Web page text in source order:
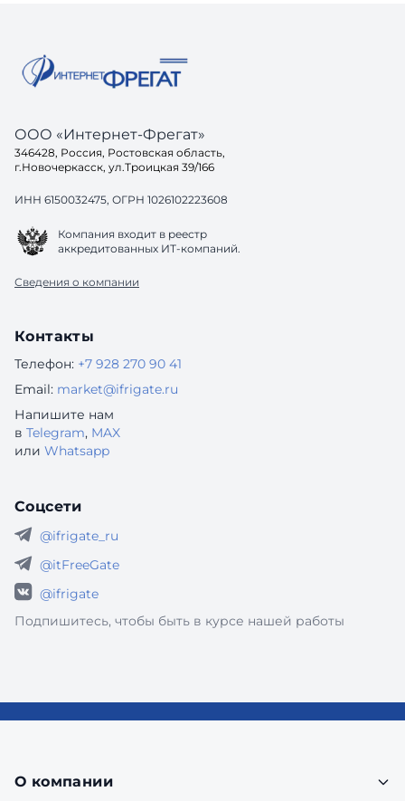
ООО «Интернет-Фрегат»
346428, Россия, Ростовская область,
г.Новочеркасск, ул.Троицкая 39/166
ИНН 6150032475, ОГРН 1026102223608
Компания входит в реестр
аккредитованных ИТ-компаний.
Сведения о компании
Контакты
Телефон: +7 928 270 90 41
Email: market@ifrigate.ru
Напишите нам
в Telegram, MAX
или Whatsapp
Соцсети
@ifrigate_ru
@itFreeGate
@ifrigate
Подпишитесь, чтобы быть в курсе нашей работы
О компании